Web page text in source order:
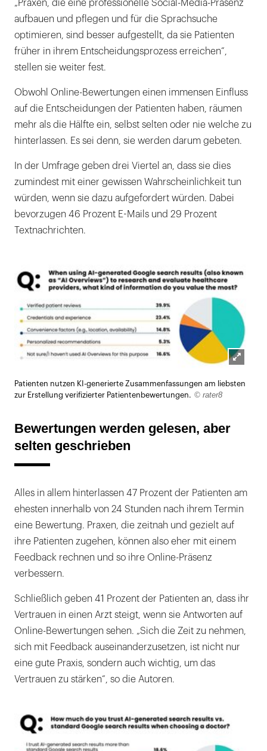
„Praxen, die eine professionelle Social-Media-Präsenz
aufbauen und pflegen und für die Sprachsuche
optimieren, sind besser aufgestellt, da sie Patienten
früher in ihrem Entscheidungsprozess erreichen“,
stellen sie weiter fest.
Obwohl Online-Bewertungen einen immensen Einfluss
auf die Entscheidungen der Patienten haben, räumen
mehr als die Hälfte ein, selbst selten oder nie welche zu
hinterlassen. Es sei denn, sie werden darum gebeten.
In der Umfrage geben drei Viertel an, dass sie dies
zumindest mit einer gewissen Wahrscheinlichkeit tun
würden, wenn sie dazu aufgefordert würden. Dabei
bevorzugen 46 Prozent E-Mails und 29 Prozent
Textnachrichten.
öffnen
Patienten nutzen KI-generierte Zusammenfassungen am liebsten
zur Erstellung verifizierter Patientenbewertungen. © rater8
Bewertungen werden gelesen, aber
selten geschrieben
Alles in allem hinterlassen 47 Prozent der Patienten am
ehesten innerhalb von 24 Stunden nach ihrem Termin
eine Bewertung. Praxen, die zeitnah und gezielt auf
ihre Patienten zugehen, können also eher mit einem
Feedback rechnen und so ihre Online-Präsenz
verbessern.
Schließlich geben 41 Prozent der Patienten an, dass ihr
Vertrauen in einen Arzt steigt, wenn sie Antworten auf
Online-Bewertungen sehen. „Sich die Zeit zu nehmen,
sich mit Feedback auseinanderzusetzen, ist nicht nur
eine gute Praxis, sondern auch wichtig, um das
Vertrauen zu stärken“, so die Autoren.